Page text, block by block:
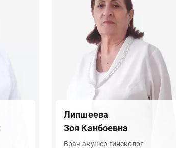
Липшеева
Зоя Канбоевна
Врач-акушер-гинеколог